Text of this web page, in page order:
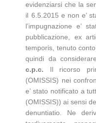
evidenziarsi che la
il 6.5.2015 e non e’
l’impugnazione e’
pubblicazione, ex
temporis, tenuto
quindi da
c.p.c. Il ricorso
(OMISSIS) nei
e’ stato notificato a
(OMISSIS)) ai sensi
denuntiatio. Ne